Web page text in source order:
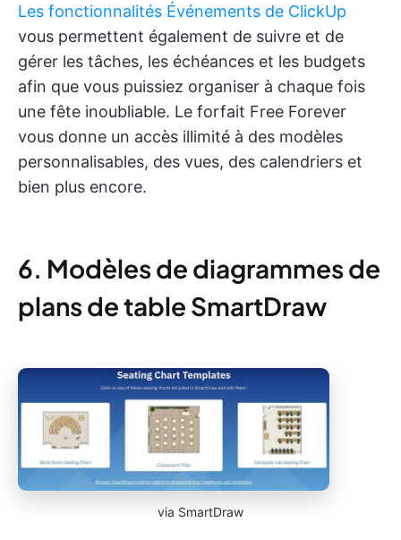
Les fonctionnalités Événements de ClickUp
vous permettent également de suivre et de
gérer les tâches, les échéances et les budgets
afin que vous puissiez organiser à chaque fois
une fête inoubliable. Le forfait Free Forever
vous donne un accès illimité à des modèles
personnalisables, des vues, des calendriers et
bien plus encore.
6. Modèles de diagrammes de
plans de table SmartDraw
via SmartDraw